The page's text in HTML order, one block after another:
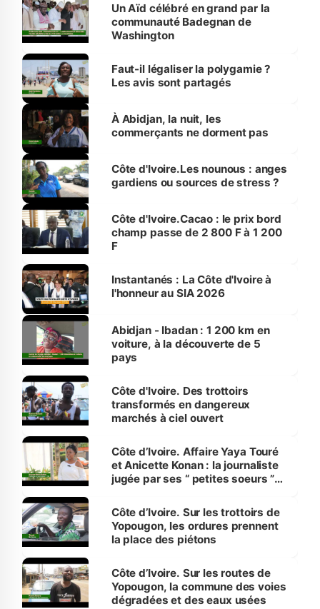
Un Aïd célébré en grand par la
communauté Badegnan de
Washington
Faut-il légaliser la polygamie ?
Les avis sont partagés
À Abidjan, la nuit, les
commerçants ne dorment pas
Côte d'Ivoire.Les nounous : anges
gardiens ou sources de stress ?
Côte d'Ivoire.Cacao : le prix bord
champ passe de 2 800 F à 1 200
F
Instantanés : La Côte d'Ivoire à
l'honneur au SIA 2026
Abidjan - Ibadan : 1 200 km en
voiture, à la découverte de 5
pays
Côte d'Ivoire. Des trottoirs
transformés en dangereux
marchés à ciel ouvert
Côte d’Ivoire. Affaire Yaya Touré
et Anicette Konan : la journaliste
jugée par ses “ petites soeurs ”
Côte d’Ivoire. Sur les trottoirs de
Yopougon, les ordures prennent
la place des piétons
Côte d’Ivoire. Sur les routes de
Yopougon, la commune des voies
dégradées et des eaux usées